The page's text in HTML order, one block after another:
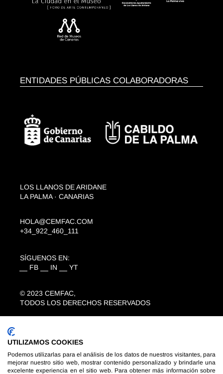
ENTIDADES PÚBLICAS COLABORADORAS
LOS LLANOS DE ARIDANE
LA PALMA · CANARIAS
HOLA@CEMFAC.COM
+34_922_460_111
SÍGUENOS EN:
FB
IN YT
© 2023 CEMFAC,
TODOS LOS DERECHOS RESERVADOS
COOKIES
DESARROLLADA PORWWW.SEPROPYME.COM
UTILIZAMOS COOKIES
Podemos utilizarlas para el análisis de los datos de nuestros visitantes, para
mejorar nuestro sitio web, mostrar contenido personalizado y brindarle una
excelente experiencia en el sitio web. Para obtener más información sobre